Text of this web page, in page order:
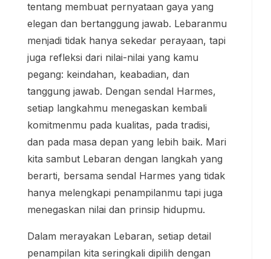
tentang membuat pernyataan gaya yang
elegan dan bertanggung jawab. Lebaranmu
menjadi tidak hanya sekedar perayaan, tapi
juga refleksi dari nilai-nilai yang kamu
pegang: keindahan, keabadian, dan
tanggung jawab. Dengan sendal Harmes,
setiap langkahmu menegaskan kembali
komitmenmu pada kualitas, pada tradisi,
dan pada masa depan yang lebih baik. Mari
kita sambut Lebaran dengan langkah yang
berarti, bersama sendal Harmes yang tidak
hanya melengkapi penampilanmu tapi juga
menegaskan nilai dan prinsip hidupmu.
Dalam merayakan Lebaran, setiap detail
penampilan kita seringkali dipilih dengan